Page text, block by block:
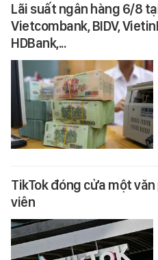
Lãi suất ngân hàng 6/8
Vietcombank, BIDV,
HDBank,...
TikTok đóng cửa một
viên